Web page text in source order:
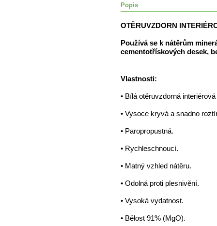
Popis
OTĚRUVZDORN
Používá se k nátěrům
cementotřískových desek,
Vlastnosti:
• Bílá otěruvzdorná
• Vysoce kryvá a snadno
• Paropropustná.
• Rychleschnoucí.
• Matný vzhled nátěru.
• Odolná proti plesnivění.
• Vysoká vydatnost.
• Bělost 91% (MgO).